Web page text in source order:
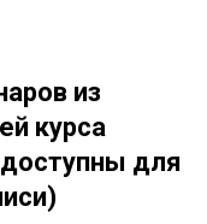
из
курса
для